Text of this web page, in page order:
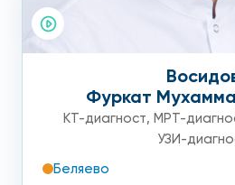
Фуркат
КТ-диагност, МРТ-
УЗИ-
Беляево